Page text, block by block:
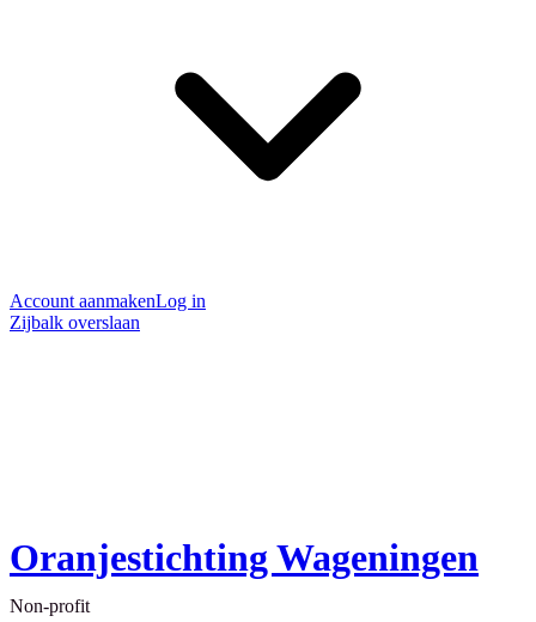
Account aanmakenLog in
Zijbalk overslaan
Oranjestichting Wageningen
Non-profit